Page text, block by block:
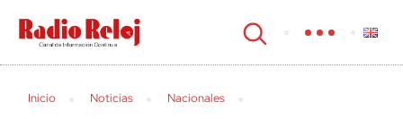
cerrar
Inicio Noticias Nacionales